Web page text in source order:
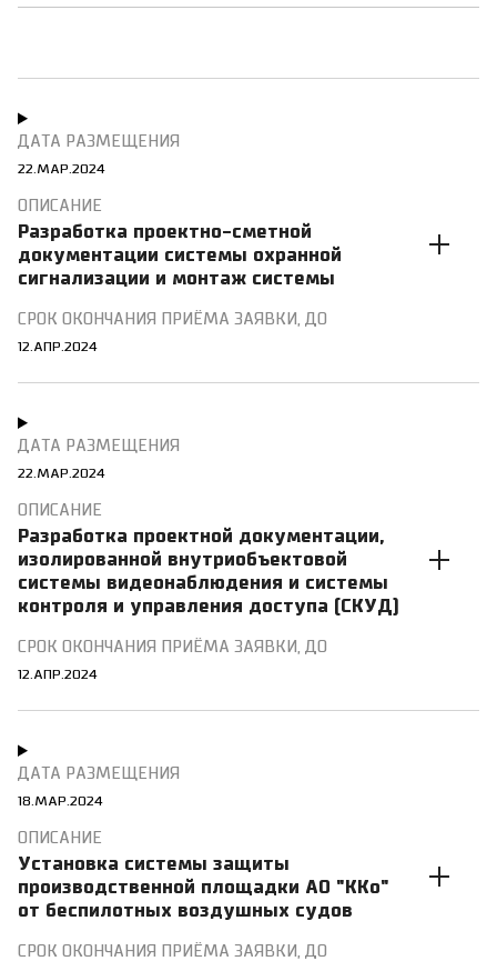
22.МАР.2024
Разработка проектно-сметной
документации системы охранной
сигнализации и монтаж системы
12.АПР.2024
22.МАР.2024
Разработка проектной документации,
изолированной внутриобъектовой
системы видеонаблюдения и системы
контроля и управления доступа (СКУД)
12.АПР.2024
18.МАР.2024
Установка системы защиты
производственной площадки АО "ККо"
от беспилотных воздушных судов